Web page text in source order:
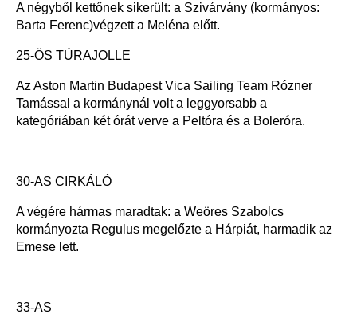
A négyből kettőnek sikerült: a Szivárvány (kormányos:
Barta Ferenc)végzett a Meléna előtt.
25-ÖS TÚRAJOLLE
Az Aston Martin Budapest Vica Sailing Team Rózner
Tamással a kormánynál volt a leggyorsabb a
kategóriában két órát verve a Peltóra és a Boleróra.
30-AS CIRKÁLÓ
A végére hármas maradtak: a Weöres Szabolcs
kormányozta Regulus megelőzte a Hárpiát, harmadik az
Emese lett.
33-AS